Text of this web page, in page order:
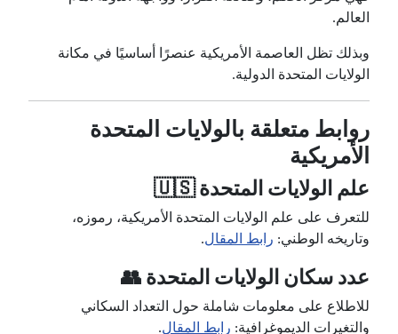
العالم.
وبذلك تظل العاصمة الأمريكية عنصرًا أساسيًا في مكانة
الولايات المتحدة الدولية.
روابط متعلقة بالولايات المتحدة
الأمريكية
علم الولايات المتحدة 🇺🇸
للتعرف على علم الولايات المتحدة الأمريكية، رموزه،
وتاريخه الوطني: رابط المقال.
عدد سكان الولايات المتحدة 👥
للاطلاع على معلومات شاملة حول التعداد السكاني
والتغيرات الديموغرافية: رابط المقال.